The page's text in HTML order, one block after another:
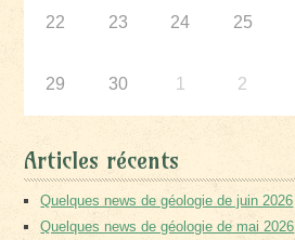
22 23 24 25
29 30 1 2
Articles récents
Quelques news de géologie de juin 2026
Quelques news de géologie de mai 2026